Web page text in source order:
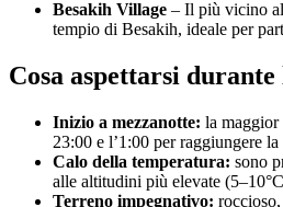
Besakih Village – Il più vicino
tempio di Besakih, ideale per
Cosa aspettarsi durante
Inizio a mezzanotte: la maggior
23:00 e l’1:00 per raggiungere
Calo della temperatura: sono
alle altitudini più elevate
Terreno impegnativo: